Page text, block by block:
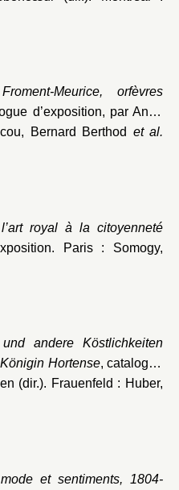
Meurice, orfèvres
d’exposition, par Anne
Bernard Berthod et al.
royal à la citoyenneté
Paris : Somogy,
andere Köstlichkeiten
Hortense, catalogue
(dir.). Frauenfeld : Huber,
et sentiments, 1804-